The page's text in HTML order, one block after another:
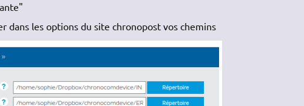
dans les options du site chronopost vos chemins